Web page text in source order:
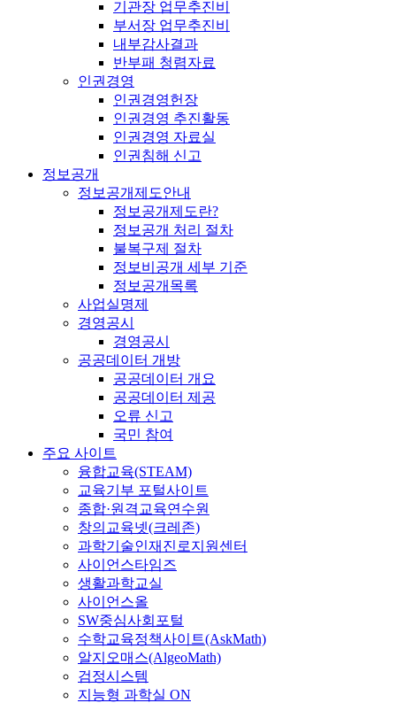
기관장 업무추진비
부서장 업무추진비
내부감사결과
반부패 청렴자료
인권경영
인권경영헌장
인권경영 추진활동
인권경영 자료실
인권침해 신고
정보공개
정보공개제도안내
정보공개제도란?
정보공개 처리 절차
불복구제 절차
정보비공개 세부 기준
정보공개목록
사업실명제
경영공시
경영공시
공공데이터 개방
공공데이터 개요
공공데이터 제공
오류 신고
국민 참여
주요 사이트
융합교육(STEAM)
교육기부 포털사이트
종합·원격교육연수원
창의교육넷(크레존)
과학기술인재진로지원센터
사이언스타임즈
생활과학교실
사이언스올
SW중심사회포털
수학교육정책사이트(AskMath)
알지오매스(AlgeoMath)
검정시스템
지능형 과학실 ON